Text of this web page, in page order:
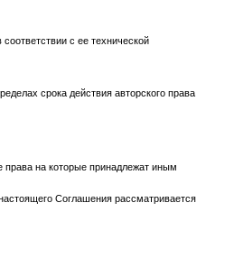
с ее технической
срока действия авторского права
права на которые принадлежат иным
Соглашения рассматривается